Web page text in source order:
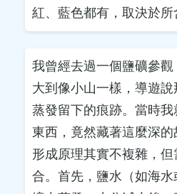
紅、藍色都有，取決於所
我曾經去過一個鹽礦參
大到像小山一樣，導遊
蒸發留下的痕跡。當時
東西，竟然藏著這麼深
形成原理其實不複雜，
合。首先，鹽水（如海